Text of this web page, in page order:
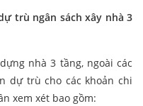
trù ngân sách xây nhà 3
nhà 3 tầng, ngoài các
dự trù cho các khoản chi
xem xét bao gồm: